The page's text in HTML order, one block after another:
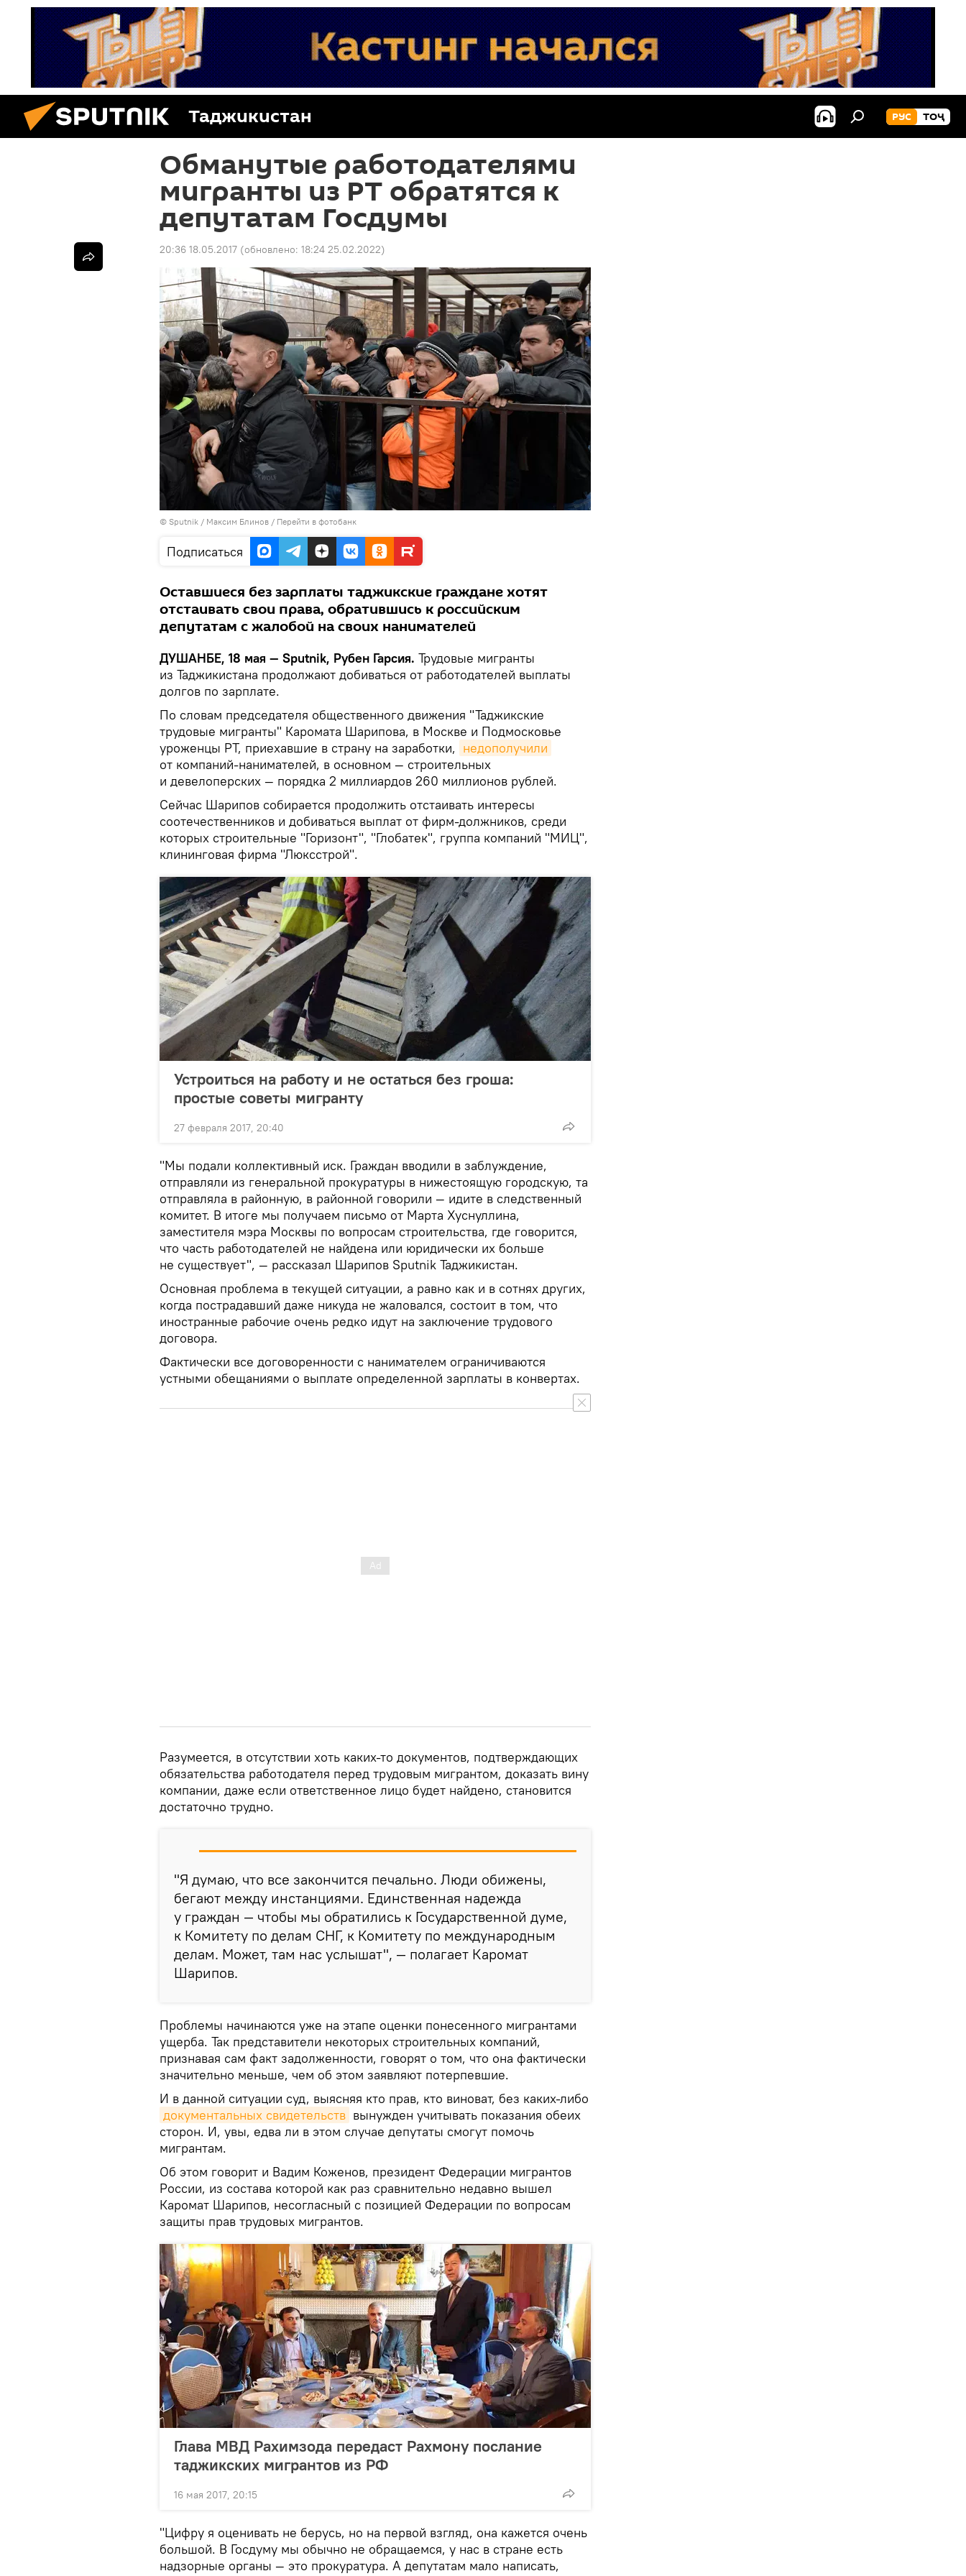
Таджикистан РУС ТОҶ
Обманутые работодателями
мигранты из РТ обратятся к
депутатам Госдумы
20:36 18.05.2017 (обновлено: 18:24 25.02.2022)
© Sputnik / Максим Блинов / Перейти в фотобанк
Подписаться
Оставшиеся без зарплаты таджикские граждане хотят
отстаивать свои права, обратившись к российским
депутатам с жалобой на своих нанимателей
ДУШАНБЕ, 18 мая — Sputnik, Рубен Гарсия. Трудовые мигранты
из Таджикистана продолжают добиваться от работодателей выплаты
долгов по зарплате.
По словам председателя общественного движения "Таджикские
трудовые мигранты" Каромата Шарипова, в Москве и Подмосковье
уроженцы РТ, приехавшие в страну на заработки, недополучили
от компаний-нанимателей, в основном — строительных
и девелоперских — порядка 2 миллиардов 260 миллионов рублей.
Сейчас Шарипов собирается продолжить отстаивать интересы
соотечественников и добиваться выплат от фирм-должников, среди
которых строительные "Горизонт", "Глобатек", группа компаний "МИЦ",
клининговая фирма "Люксстрой".
Устроиться на работу и не остаться без гроша:
простые советы мигранту
27 февраля 2017, 20:40
"Мы подали коллективный иск. Граждан вводили в заблуждение,
отправляли из генеральной прокуратуры в нижестоящую городскую, та
отправляла в районную, в районной говорили — идите в следственный
комитет. В итоге мы получаем письмо от Марта Хуснуллина,
заместителя мэра Москвы по вопросам строительства, где говорится,
что часть работодателей не найдена или юридически их больше
не существует", — рассказал Шарипов Sputnik Таджикистан.
Основная проблема в текущей ситуации, а равно как и в сотнях других,
когда пострадавший даже никуда не жаловался, состоит в том, что
иностранные рабочие очень редко идут на заключение трудового
договора.
Фактически все договоренности с нанимателем ограничиваются
устными обещаниями о выплате определенной зарплаты в конвертах.
Разумеется, в отсутствии хоть каких-то документов, подтверждающих
обязательства работодателя перед трудовым мигрантом, доказать вину
компании, даже если ответственное лицо будет найдено, становится
достаточно трудно.
"Я думаю, что все закончится печально. Люди обижены,
бегают между инстанциями. Единственная надежда
у граждан — чтобы мы обратились к Государственной думе,
к Комитету по делам СНГ, к Комитету по международным
делам. Может, там нас услышат", — полагает Каромат
Шарипов.
Проблемы начинаются уже на этапе оценки понесенного мигрантами
ущерба. Так представители некоторых строительных компаний,
признавая сам факт задолженности, говорят о том, что она фактически
значительно меньше, чем об этом заявляют потерпевшие.
И в данной ситуации суд, выясняя кто прав, кто виноват, без каких-либо
документальных свидетельств вынужден учитывать показания обеих
сторон. И, увы, едва ли в этом случае депутаты смогут помочь
мигрантам.
Об этом говорит и Вадим Коженов, президент Федерации мигрантов
России, из состава которой как раз сравнительно недавно вышел
Каромат Шарипов, несогласный с позицией Федерации по вопросам
защиты прав трудовых мигрантов.
Глава МВД Рахимзода передаст Рахмону послание
таджикских мигрантов из РФ
16 мая 2017, 20:15
"Цифру я оценивать не берусь, но на первой взгляд, она кажется очень
большой. В Госдуму мы обычно не обращаемся, у нас в стране есть
надзорные органы — это прокуратура. А депутатам мало написать,